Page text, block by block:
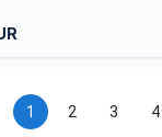
sistemas de
de seguridad
equipamiento
vigilancia integral.
1 2 3 4